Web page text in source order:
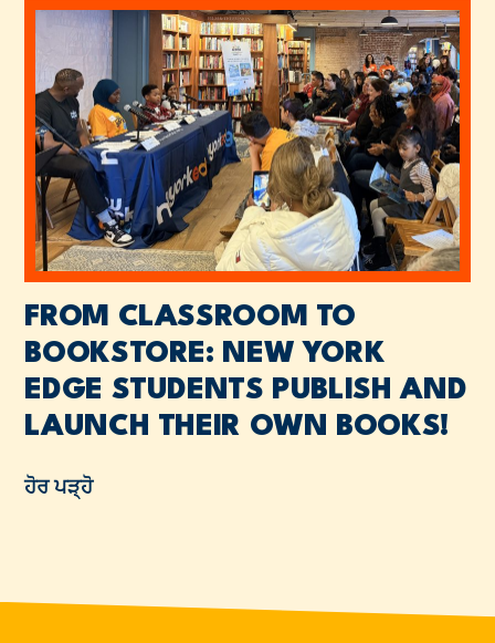
FROM CLASSROOM TO
BOOKSTORE: NEW YORK
EDGE STUDENTS PUBLISH AND
LAUNCH THEIR OWN BOOKS!
ਹੋਰ ਪੜ੍ਹੋ